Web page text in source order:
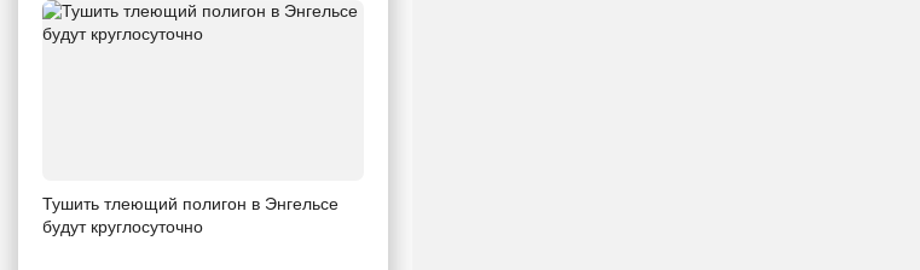
Тушить тлеющий полигон в Энгельсе
будут круглосуточно